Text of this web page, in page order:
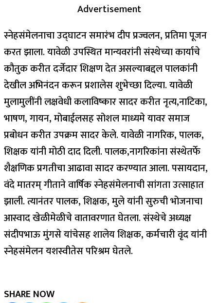
Advertisement
स्नेहसंमेलनाचा उद्घाटन समारंभ दीप प्रज्वलन, प्रतिमा पूजन
करत झाला. यावेळी उपस्थित मान्यवरांनी संस्थेच्या कार्याचे
कौतुक करीत दर्जेदार शिक्षण देत असल्याबद्दल पालकांनी
देखील अभिनंदन करून प्रशालेस शुभेच्छा दिल्या. यावेळी
मुलामुलींनी लक्षवेधी कलाविष्कार सादर करीत नृत्य,नाटिका,
भाषण, गायन, मोबाईलसह सोशल माध्यमे यावर समाज
प्रबोधन करीत उपक्रम सादर केले. यावेळी नागरिक, पालक,
शिक्षक यांनी मोठी दाद दिली. पालक,नागरिकांना संस्थेतर्फे
शैक्षणिक प्रगतीचा आढावा सादर करण्यात आला. पसायदान,
वंदे मातरम् गीताने वार्षिक स्नेहसंमेलनाची सांगता उत्साहात
झाली. त्यानंतर पालक, शिक्षक, मुले यांनी सुरुची भोजनाचा
आस्वाद खेळीमेळीचे वातावरणात घेतला. संस्थेचे अध्यक्ष
संदीपभाऊ मुंगसे यांचेसह शालेय शिक्षक, कर्मचारी वृंद यांनी
स्नेहसंमेलन यशस्वीतेस परिश्रम घेतले.
SHARE NOW